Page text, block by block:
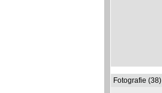
Fotografie (38)